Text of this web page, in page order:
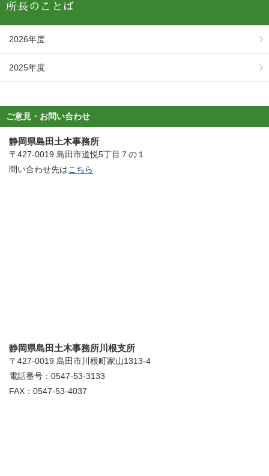
所長のことば
2026年度
2025年度
ご意見・お問い合わせ
静岡県島田土木事務所
〒427-0019 島田市道悦5丁目７の１
問い合わせ先はこちら
静岡県島田土木事務所川根支所
〒427-0019 島田市川根町家山1313-4
電話番号：0547-53-3133
FAX：0547-53-4037